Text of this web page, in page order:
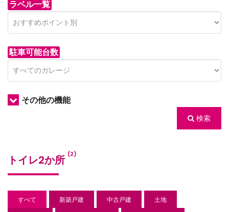
ラベル一覧
駐車可能台数
その他の機能
検索
トイレ2か所 (2)
すべて 新築戸建 中古戸建
土地
top-